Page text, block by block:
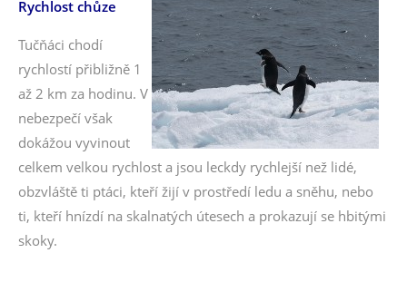
Rychlost chůze
Tučňáci chodí
rychlostí přibližně 1
až 2 km za hodinu. V
nebezpečí však
dokážou vyvinout
celkem velkou rychlost a jsou leckdy rychlejší než lidé,
obzvláště ti ptáci, kteří žijí v prostředí ledu a sněhu, nebo
ti, kteří hnízdí na skalnatých útesech a prokazují se hbitými
skoky.